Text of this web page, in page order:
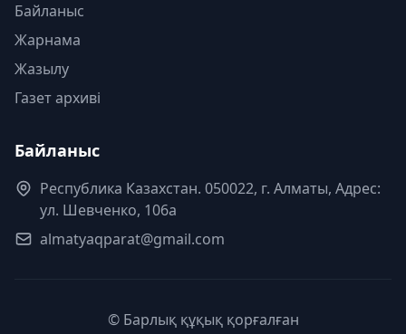
Байланыс
Жарнама
Жазылу
Газет архиві
Байланыс
Республика Казахстан. 050022, г. Алматы, Адрес:
ул. Шевченко, 106а
almatyaqparat@gmail.com
© Барлық құқық қорғалған